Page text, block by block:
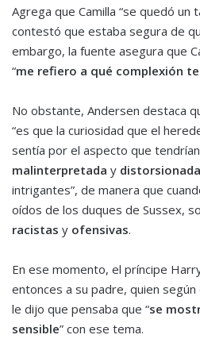
Agrega que Camilla “se quedó
contestó que estaba segura de
embargo, la fuente asegura que
“me refiero a qué complexión
No obstante, Andersen destaca
“es que la curiosidad que el
sentía por el aspecto que
malinterpretada y distorsionada
intrigantes”, de manera que
oídos de los duques de Sussex,
racistas y ofensivas.
En ese momento, el príncipe
entonces a su padre, quien
le dijo que pensaba que “se
sensible” con ese tema.